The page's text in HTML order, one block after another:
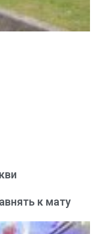
к мату